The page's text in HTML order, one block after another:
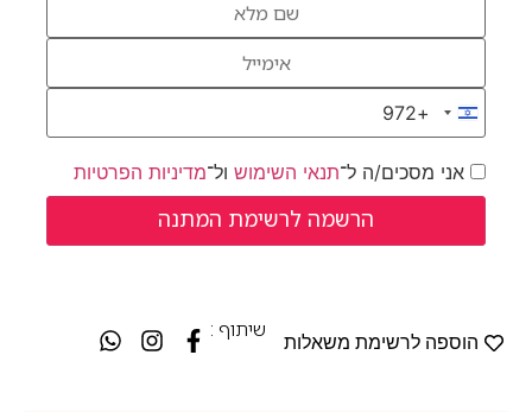
Israel +972
+972
אני מסכים/ה ל־תנאי השימושול־מדיניות הפרטיות
הוספה לרשימת משאלות
שיתוף :